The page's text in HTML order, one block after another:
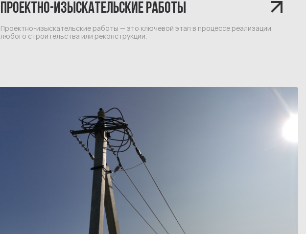
ПРОЕКТНО-ИЗЫСКАТЕЛЬСКИЕ РАБОТЫ
Проектно-изыскательские работы — это ключевой этап в процессе реализации
любого строительства или реконструкции.